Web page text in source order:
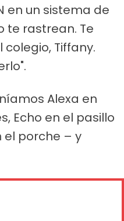
en un sistema de
te rastrean. Te
Tiffany.
Alexa en
Echo en el pasillo
el porche – y